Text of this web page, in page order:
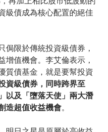
級債成為核心配置的絕佳
侷限於傳統投資級債券，
增值機會。李艾倫表示，
質債基金，就是要幫投資
資級債券，同時跨界至
以及「墮落天使」兩大潛
造超值收益機會。